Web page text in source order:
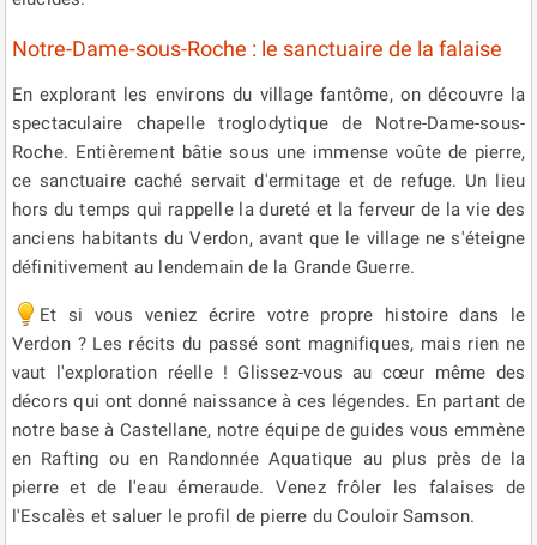
Notre-Dame-sous-Roche : le sanctuaire de la falaise
En explorant les environs du village fantôme, on découvre la
spectaculaire chapelle troglodytique de Notre-Dame-sous-
Roche. Entièrement bâtie sous une immense voûte de pierre,
ce sanctuaire caché servait d'ermitage et de refuge. Un lieu
hors du temps qui rappelle la dureté et la ferveur de la vie des
anciens habitants du Verdon, avant que le village ne s'éteigne
définitivement au lendemain de la Grande Guerre.
Et si vous veniez écrire votre propre histoire dans le
Verdon ? Les récits du passé sont magnifiques, mais rien ne
vaut l'exploration réelle ! Glissez-vous au cœur même des
décors qui ont donné naissance à ces légendes. En partant de
notre base à Castellane, notre équipe de guides vous emmène
en Rafting ou en Randonnée Aquatique au plus près de la
pierre et de l'eau émeraude. Venez frôler les falaises de
l'Escalès et saluer le profil de pierre du Couloir Samson.